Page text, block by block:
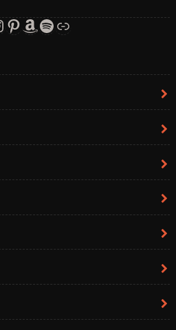
Pinterest
Amazon
Spotify
リンク